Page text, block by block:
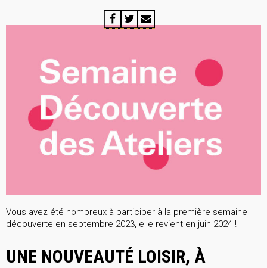
Vous avez été nombreux à participer à la première semaine
découverte en septembre 2023, elle revient en juin 2024 !
UNE NOUVEAUTÉ LOISIR, À